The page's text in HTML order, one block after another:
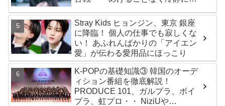
Stray Kids ヒョンジン、東京 銀座
に降臨！ 個人の仕事でも寂しくな
い！ あふれんばかりの「アイエン
愛」が伝わる愛用品にほっこり
K-POPの基礎知識③ 韓国のオーデ
ィション番組を徹底解説！
PRODUCE 101、ガルプラ、ボイ
プラ、虹プロ・・ NiziUや